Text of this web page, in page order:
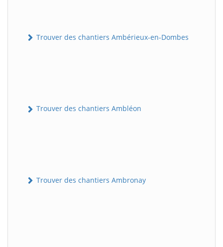
Trouver des chantiers Ambérieux-en-Dombes
Trouver des chantiers Ambléon
Trouver des chantiers Ambronay